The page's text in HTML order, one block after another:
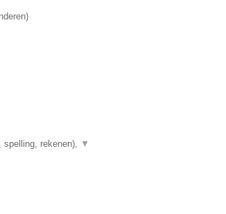
)
spelling, rekenen), ▼